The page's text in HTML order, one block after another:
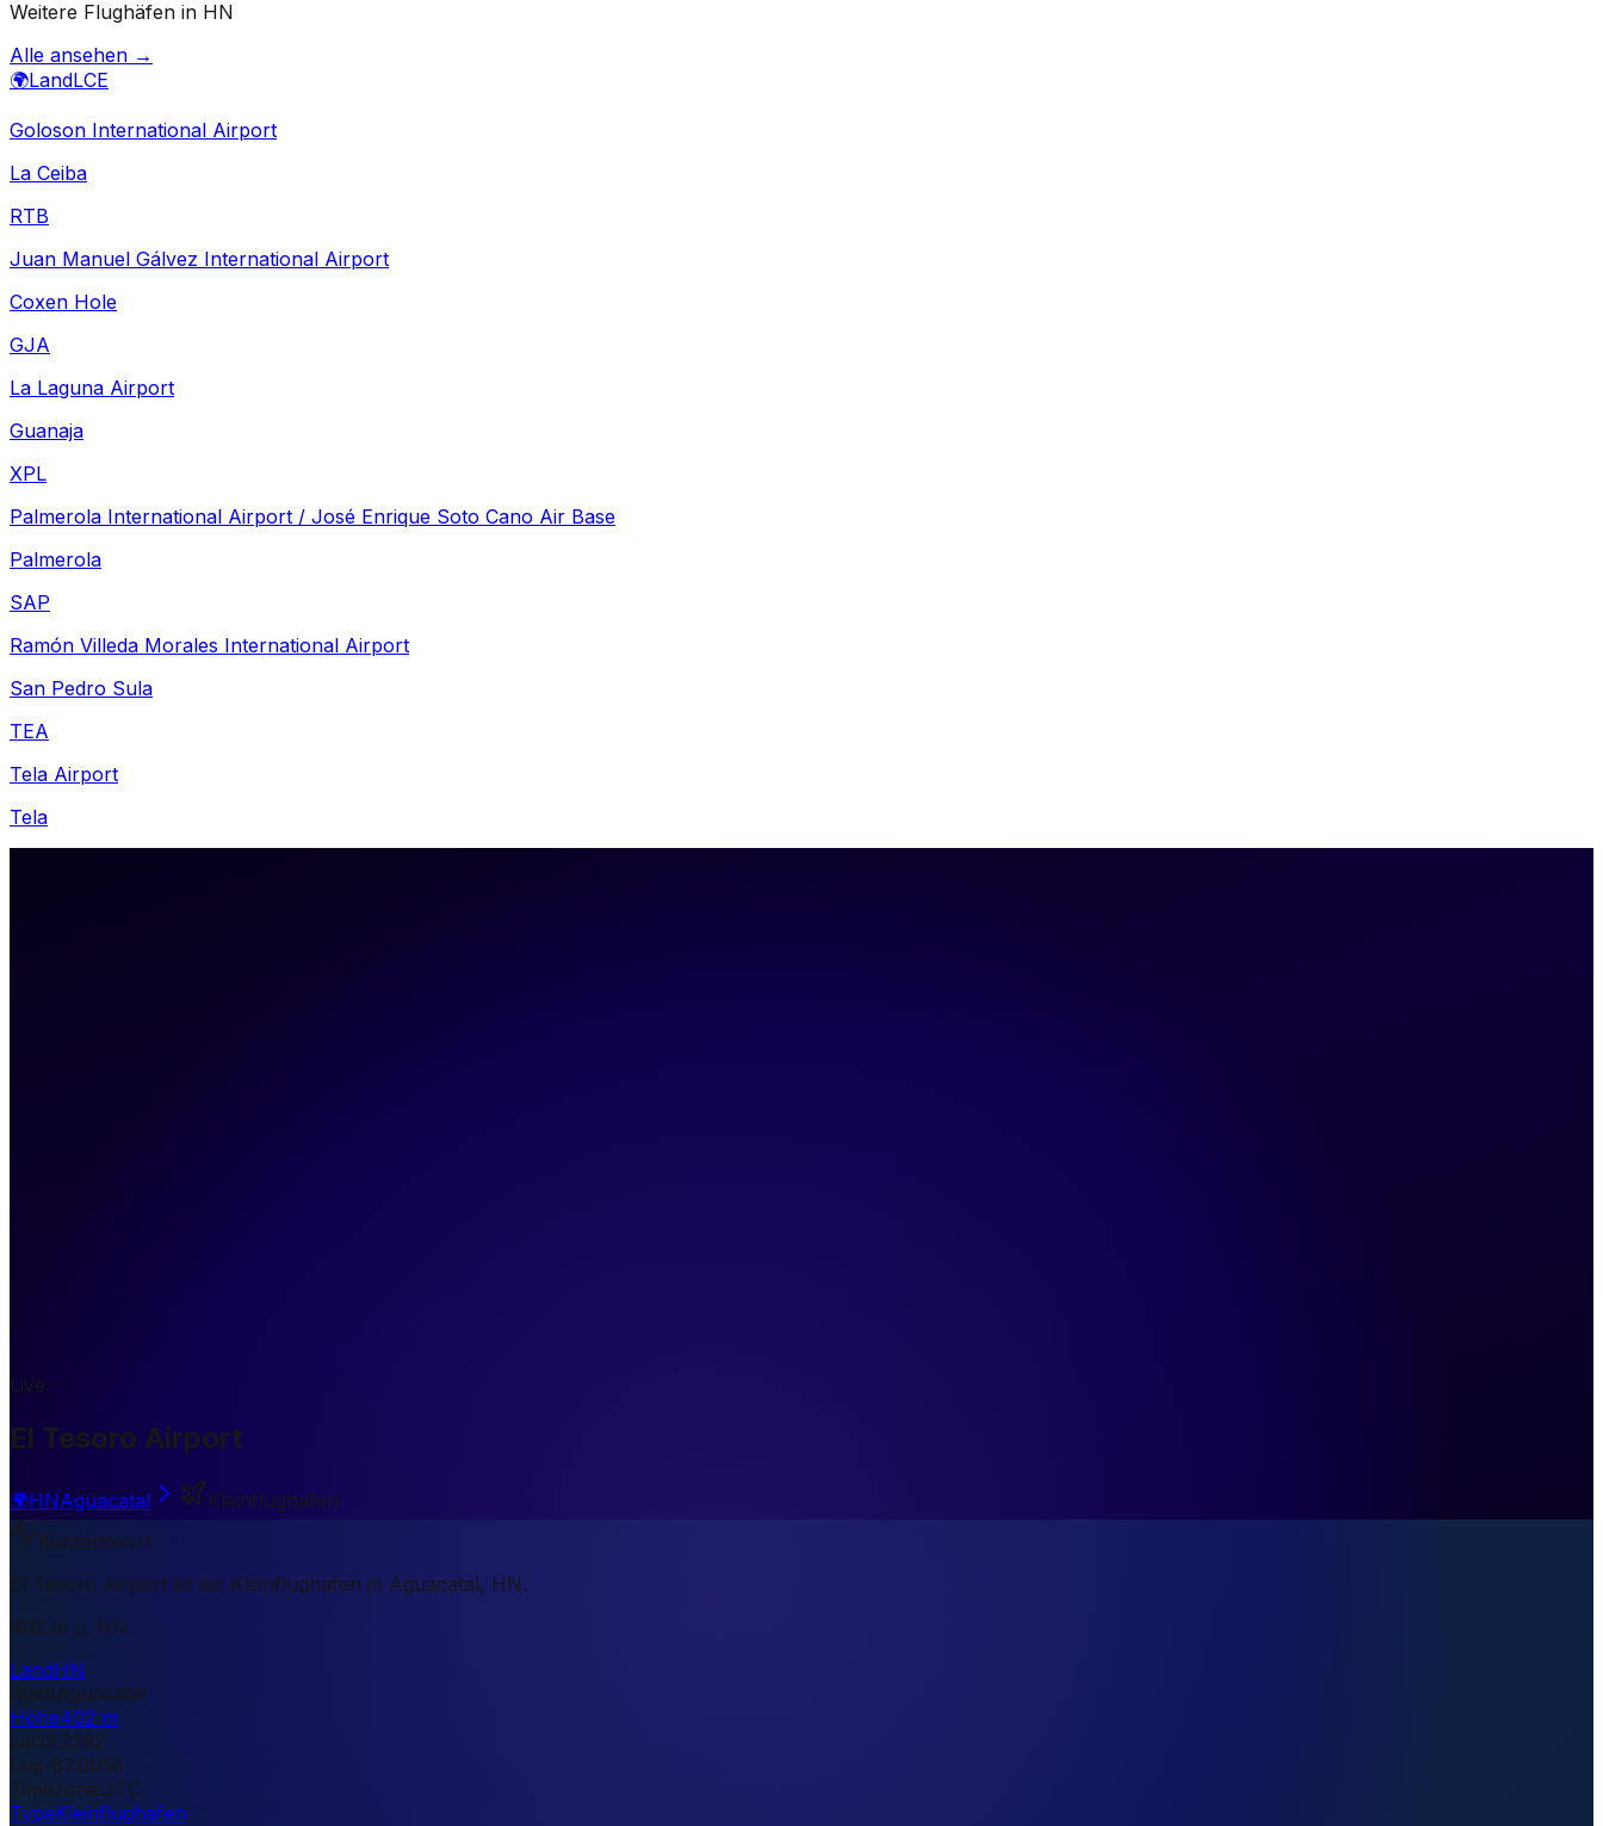
Weitere Flughäfen in HN
Alle ansehen →
🌍LandLCE
Goloson International Airport
La Ceiba
RTB
Juan Manuel Gálvez International Airport
Coxen Hole
GJA
La Laguna Airport
Guanaja
XPL
Palmerola International Airport / José Enrique Soto Cano Air Base
Palmerola
SAP
Ramón Villeda Morales International Airport
San Pedro Sula
TEA
Tela Airport
Tela
Live
El Tesoro Airport
🌍HNAguacatal
Kleinflughafen
Kurzantwort
El Tesoro Airport ist ein Kleinflughafen in Aguacatal, HN.
402 m ü. NN.
LandHN
StadtAguacatal
Höhe402 m
Lat13.2392
Lng-87.0056
TimezoneUTC
TypeKleinflughafen